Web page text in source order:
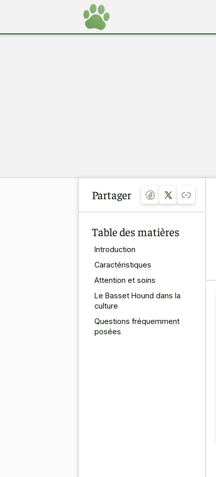
Partager
Table des matières
Introduction
Caractéristiques
Attention et soins
Le Basset Hound dans la
culture
Questions fréquemment
posées